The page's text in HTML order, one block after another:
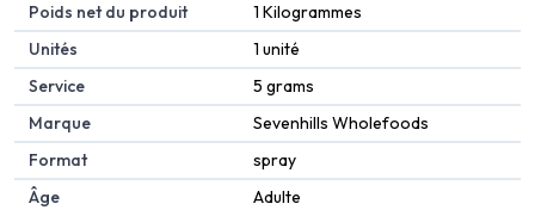
Poids net du produit
‎1 Kilogrammes
Unités
‎1 unité
Service
‎5 grams
Marque
‎Sevenhills Wholefoods
Format
‎spray
Âge
‎Adulte